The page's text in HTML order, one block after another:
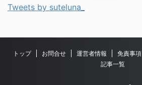
Tweets by suteluna_
トップ お問合せ 運営者情報 免責事項
記事一覧